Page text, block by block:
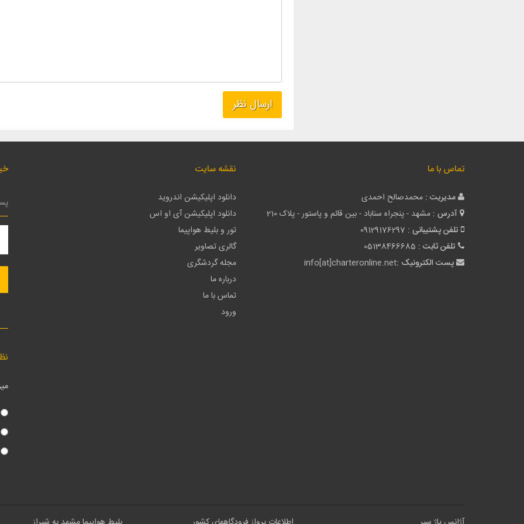
تماس با ما
مدیریت : محمدصالح احمدی
آدرس : مشهد - پنجراه سناباد - بین قائم و پاستور - پلاک 210
تلفن پشتیبانی : 09129176297
تلفن ثابت : 05138466685
پست الکترونیک :info[at]charteronline.net
نقشه سایت
دانلود اپلیکیشن اندروید
دانلود اپلیکیشن آی او اس
تور و بلیط هواپیما
گالری تصاویر
مجله گردشگری
درباره ما
تماس با ما
ورود